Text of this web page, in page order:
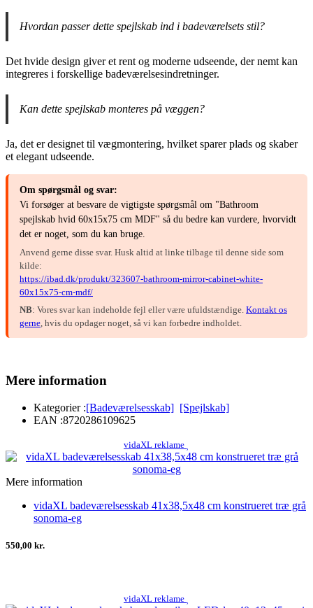
Hvordan passer dette spejlskab ind i badeværelsets stil?
Det hvide design giver et rent og moderne udseende, der nemt kan
integreres i forskellige badeværelsesindretninger.
Kan dette spejlskab monteres på væggen?
Ja, det er designet til vægmontering, hvilket sparer plads og skaber
et elegant udseende.
Om spørgsmål og svar:
Vi forsøger at besvare de vigtigste spørgsmål om "Bathroom
spejlskab hvid 60x15x75 cm MDF" så du bedre kan vurdere, hvorvidt
det er noget, som du kan bruge.
Anvend gerne disse svar. Husk altid at linke tilbage til denne side som
kilde:
https://ibad.dk/produkt/323607-bathroom-mirror-cabinet-white-
60x15x75-cm-mdf/
NB: Vores svar kan indeholde fejl eller være ufuldstændige. Kontakt os
gerne , hvis du opdager noget, så vi kan forbedre indholdet.
Mere information
Kategorier :[Badeværelsesskab] [Spejlskab]
EAN :8720286109625
vidaXL reklame
Mere information
vidaXL badeværelsesskab 41x38,5x48 cm konstrueret træ grå
sonoma-eg
550,00 kr.
vidaXL reklame